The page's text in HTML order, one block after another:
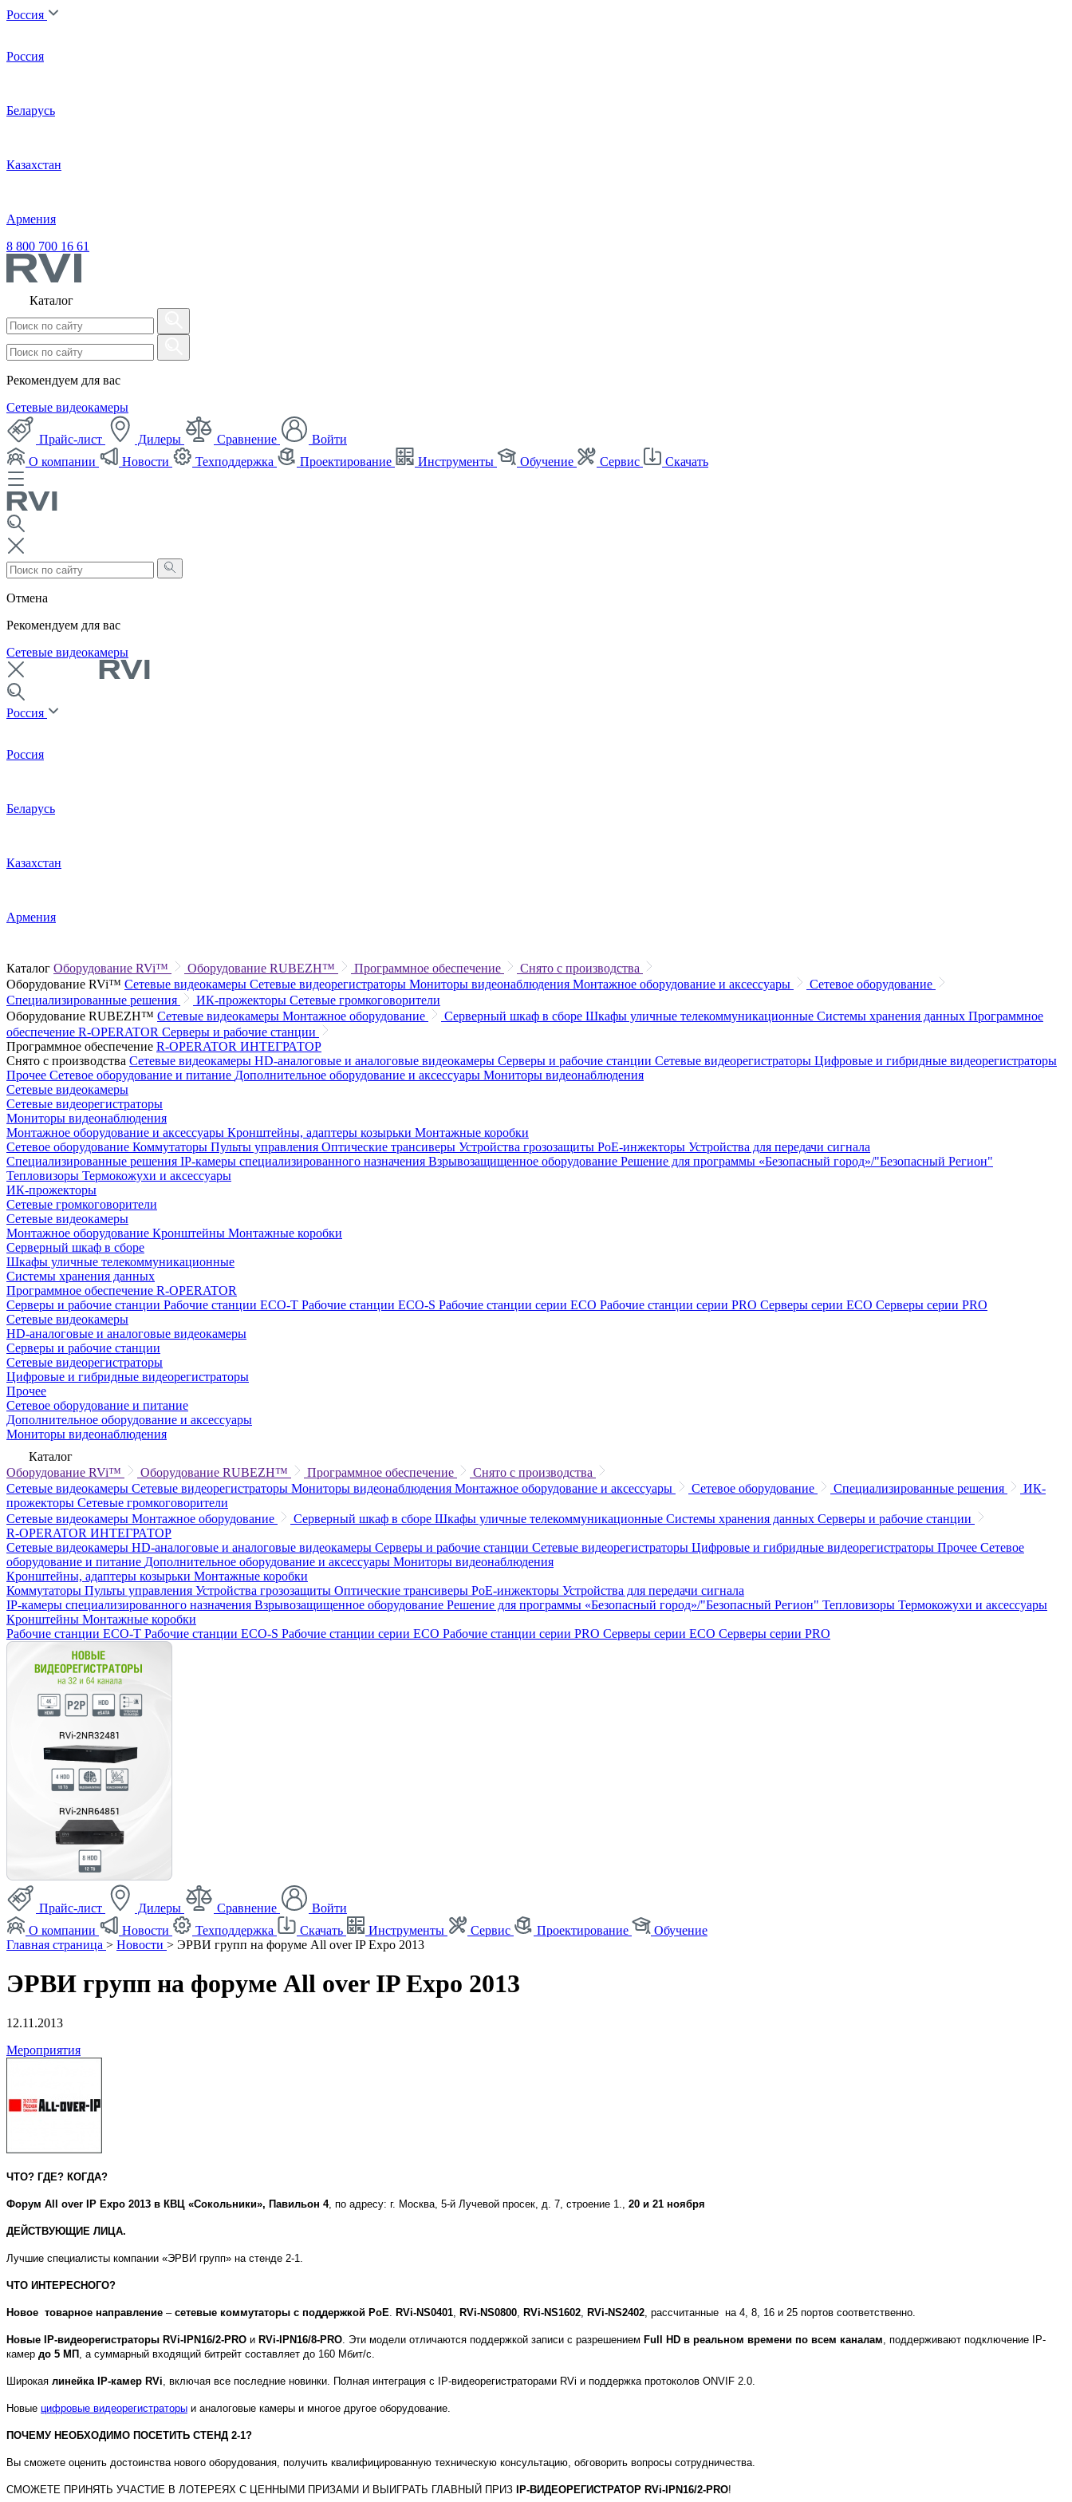
Россия
Россия
Беларусь
Казахстан
Армения
8 800 700 16 61
Каталог
Рекомендуем для вас
Сетевые видеокамеры
Прайс-лист Дилеры Сравнение
Войти
О компании
Новости Техподдержка Проектирование Инструменты Обучение Сервис Скачать
Отмена
Рекомендуем для вас
Сетевые видеокамеры
Россия
Россия
Беларусь
Казахстан
Армения
Каталог Оборудование RVi™ Оборудование RUBEZH™ Программное обеспечение
Снято с производства
Оборудование RVi™ Сетевые видеокамеры Сетевые видеорегистраторы Мониторы видеонаблюдения Монтажное оборудование и аксессуары
Сетевое оборудование
Специализированные решения
ИК-прожекторы Сетевые громкоговорители
Оборудование RUBEZH™ Сетевые видеокамеры Монтажное оборудование Серверный шкаф в сборе Шкафы уличные телекоммуникационные Системы хранения данных Программное
обеспечение R-OPERATOR Серверы и рабочие станции
Программное обеспечение R-OPERATOR ИНТЕГРАТОР
Снято с производства Сетевые видеокамеры HD-аналоговые и аналоговые видеокамеры Серверы и рабочие станции Сетевые видеорегистраторы Цифровые и гибридные видеорегистраторы
Прочее Сетевое оборудование и питание Дополнительное оборудование и аксессуары Мониторы видеонаблюдения
Сетевые видеокамеры
Сетевые видеорегистраторы
Мониторы видеонаблюдения
Монтажное оборудование и аксессуары Кронштейны, адаптеры козырьки Монтажные коробки
Сетевое оборудование Коммутаторы Пульты управления Оптические трансиверы Устройства грозозащиты PoE-инжекторы Устройства для передачи сигнала
Специализированные решения IP-камеры специализированного назначения Взрывозащищенное оборудование Решение для программы «Безопасный город»/"Безопасный Регион"
Тепловизоры Термокожухи и аксессуары
ИК-прожекторы
Сетевые громкоговорители
Сетевые видеокамеры
Монтажное оборудование Кронштейны Монтажные коробки
Серверный шкаф в сборе
Шкафы уличные телекоммуникационные
Системы хранения данных
Программное обеспечение R-OPERATOR
Серверы и рабочие станции Рабочие станции ECO-T Рабочие станции ECO-S Рабочие станции серии ECO Рабочие станции серии PRO Серверы серии ECO Серверы серии PRO
Сетевые видеокамеры
HD-аналоговые и аналоговые видеокамеры
Серверы и рабочие станции
Сетевые видеорегистраторы
Цифровые и гибридные видеорегистраторы
Прочее
Сетевое оборудование и питание
Дополнительное оборудование и аксессуары
Мониторы видеонаблюдения
Каталог
Оборудование RVi™
Оборудование RUBEZH™ Программное обеспечение
Снято с производства
Сетевые видеокамеры Сетевые видеорегистраторы Мониторы видеонаблюдения Монтажное оборудование и аксессуары Сетевое оборудование Специализированные решения
ИК-
прожекторы Сетевые громкоговорители
Сетевые видеокамеры Монтажное оборудование Серверный шкаф в сборе Шкафы уличные телекоммуникационные Системы хранения данных Серверы и рабочие станции
R-OPERATOR ИНТЕГРАТОР
Сетевые видеокамеры HD-аналоговые и аналоговые видеокамеры Серверы и рабочие станции Сетевые видеорегистраторы Цифровые и гибридные видеорегистраторы Прочее Сетевое
оборудование и питание Дополнительное оборудование и аксессуары Мониторы видеонаблюдения
Кронштейны, адаптеры козырьки Монтажные коробки
Коммутаторы Пульты управления Устройства грозозащиты Оптические трансиверы PoE-инжекторы Устройства для передачи сигнала
IP-камеры специализированного назначения Взрывозащищенное оборудование Решение для программы «Безопасный город»/"Безопасный Регион" Тепловизоры Термокожухи и аксессуары
Кронштейны Монтажные коробки
Рабочие станции ECO-T Рабочие станции ECO-S Рабочие станции серии ECO Рабочие станции серии PRO Серверы серии ECO Серверы серии PRO
Прайс-лист Дилеры Сравнение
Войти
О компании
Новости Техподдержка Скачать Инструменты Сервис Проектирование
Обучение
Главная страница > Новости > ЭРВИ групп на форуме All over IP Expo 2013
ЭРВИ групп на форуме All over IP Expo 2013
12.11.2013
Мероприятия
ЧТО? ГДЕ? КОГДА?
Форум All over IP Expo 2013 в КВЦ «Сокольники», Павильон 4, по адресу: г. Москва, 5-й Лучевой просек, д. 7, строение 1., 20 и 21 ноября
ДЕЙСТВУЮЩИЕ ЛИЦА.
Лучшие специалисты компании «ЭРВИ групп» на стенде 2-1.
ЧТО ИНТЕРЕСНОГО?
Новое товарное направление – сетевые коммутаторы с поддержкой PoE RVi-NS0401 RVi-NS0800 RVi-NS1602 RVi-NS2402 , рассчитанные на 4, 8, 16 и 25 портов соответственно.
Новые IP-видеорегистраторы RVi- IPN16/2-PRO и RVi- IPN16/8-PRO . Эти модели отличаются поддержкой записи с разрешением Full HD в реальном времени по всем каналам , поддерживают подключение IP-
камер до 5 МП , а суммарный входящий битрейт составляет до 160 Мбит/с.
Широкая линейка IP-камер RVi , включая все последние новинки. Полная интеграция с IP-видеорегистраторами RVi и поддержка протоколов ONVIF 2.0.
Новые цифровые видеорегистраторы и аналоговые камеры и многое другое оборудование.
ПОЧЕМУ НЕОБХОДИМО ПОСЕТИТЬ СТЕНД 2-1?
Вы сможете оценить достоинства нового оборудования, получить квалифицированную техническую консультацию, обговорить вопросы сотрудничества.
СМОЖЕТЕ ПРИНЯТЬ УЧАСТИЕ В ЛОТЕРЕЯХ С ЦЕННЫМИ ПРИЗАМИ И ВЫИГРАТЬ ГЛАВНЫЙ ПРИЗ IP-ВИДЕОРЕГИСТРАТОР RVi- IPN16/2-PRO!